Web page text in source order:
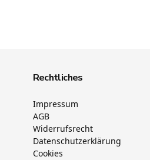
Rechtliches
Impressum
AGB
Widerrufsrecht
Datenschutzerklärung
Cookies